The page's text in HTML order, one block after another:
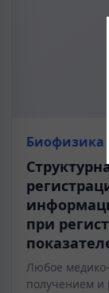
Биофизика
при
Любое медико-
получением и